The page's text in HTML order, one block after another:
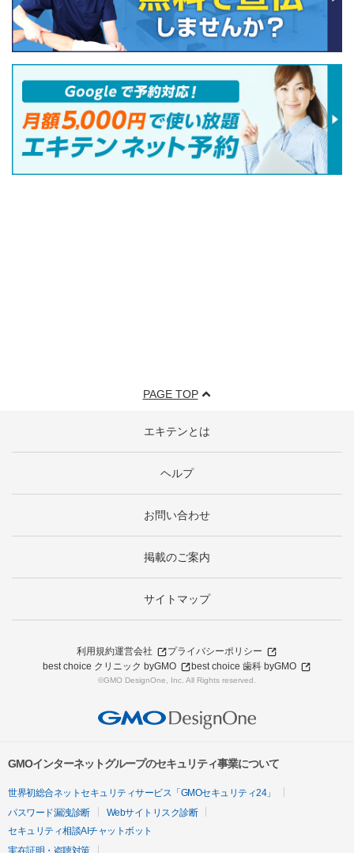
PAGE TOP
エキテンとは
ヘルプ
お問い合わせ
掲載のご案内
サイトマップ
利用規約運営会社
プライバシーポリシー
best choice クリニック byGMO
best choice 歯科 byGMO
©GMO DesignOne, Inc. All Rights reserved.
GMOインターネットグループのセキュリティ事業について
世界初総合ネットセキュリティサービス「GMOセキュリティ24」
パスワード漏洩診断
Webサイトリスク診断
セキュリティ相談AIチャットボット
実在証明・盗聴対策